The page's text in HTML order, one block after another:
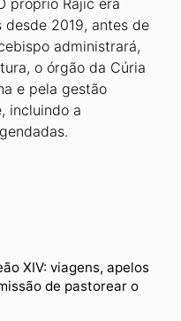
próprio Rajič era
desde 2019, antes de
administrará,
o órgão da Cúria
e pela gestão
incluindo a
XIV: viagens, apelos
de pastorear o